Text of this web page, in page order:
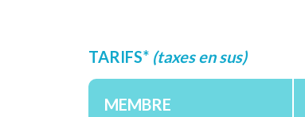
TARIFS* (taxes en sus)
MEMBRE